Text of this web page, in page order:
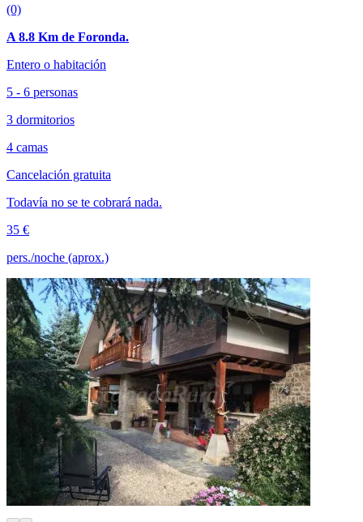
(0)
A 8.8 Km de Foronda.
Entero o habitación
5 - 6 personas
3 dormitorios
4 camas
Cancelación gratuita
Todavía no se te cobrará nada.
35 €
pers./noche (aprox.)